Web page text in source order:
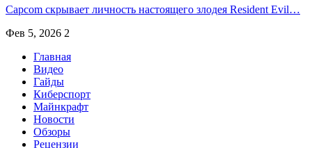
Capcom скрывает личность настоящего злодея Resident Evil…
Фев 5, 2026 2
Главная
Видео
Гайды
Киберспорт
Майнкрафт
Новости
Обзоры
Рецензии